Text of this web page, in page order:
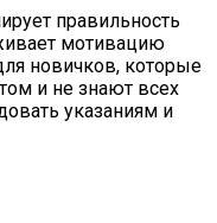
правильность
мотивацию
новичков, которые
и не знают всех
указаниям и